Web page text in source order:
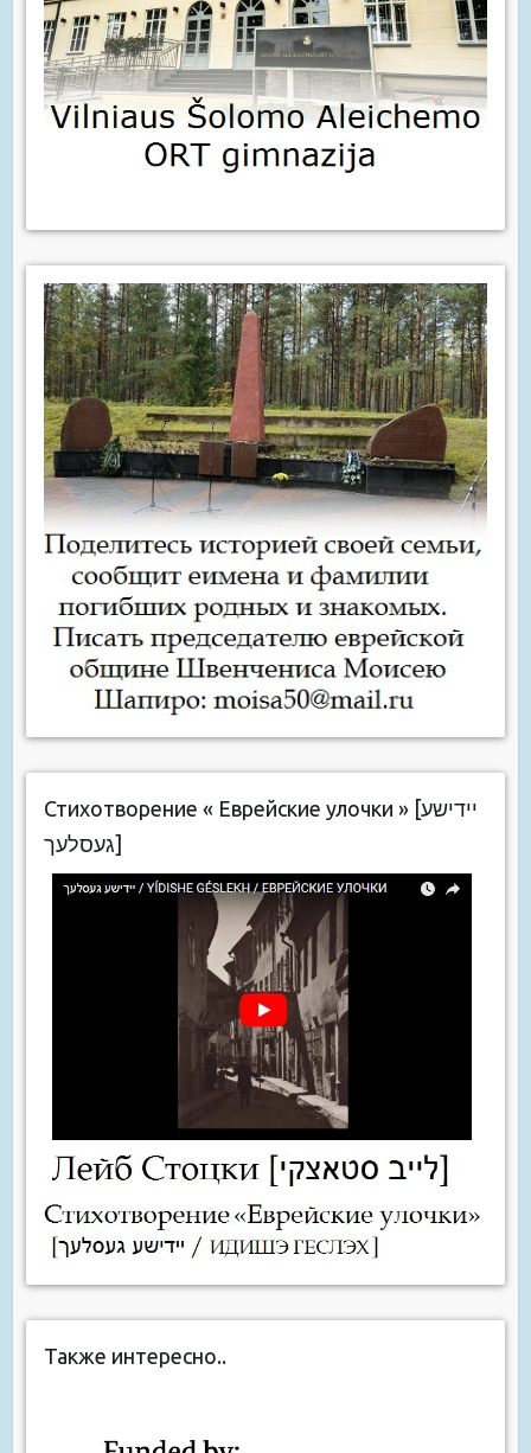
Стихотворение « Еврейские улочки » [יידישע
געסלעך]
Также интересно..